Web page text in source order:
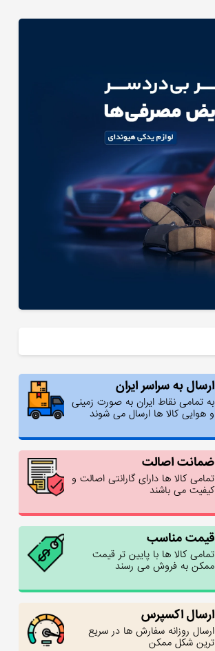
ارسال به سراسر ایران
به تمامی نقاط ایران به صورت زمینی
و هوایی کالا ها ارسال می شوند
ضمانت اصالت
تمامی کالا ها دارای گارانتی اصالت و
کیفیت می باشند
قیمت مناسب
تمامی کالا ها با پایین تر قیمت
ممکن به فروش می رسند
ارسال اکسپرس
ارسال روزانه سفارش ها در سریع
ترین شکل ممکن